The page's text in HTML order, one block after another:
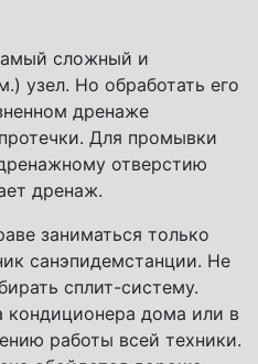
сложный и
узел. Но обработать его
дренаже
Для промывки
отверстию
дренаж.
заниматься только
санэпидемстанции. Не
сплит-систему.
кондиционера дома или в
работы всей техники.